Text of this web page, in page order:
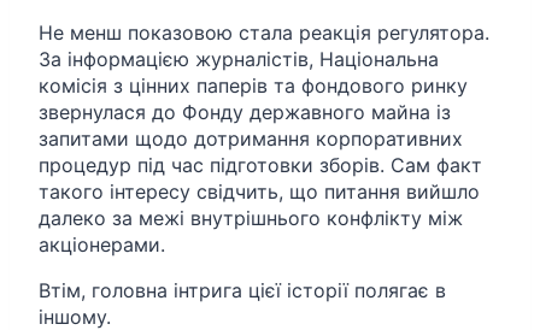
Не менш показовою стала реакція регулятора.
За інформацією журналістів, Національна
комісія з цінних паперів та фондового ринку
звернулася до Фонду державного майна із
запитами щодо дотримання корпоративних
процедур під час підготовки зборів. Сам факт
такого інтересу свідчить, що питання вийшло
далеко за межі внутрішнього конфлікту між
акціонерами.
Втім, головна інтрига цієї історії полягає в
іншому.